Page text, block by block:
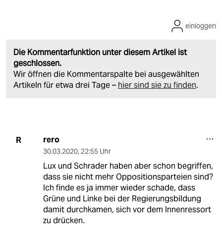
Die Kommentarfunktion unter diesem Artikel ist
geschlossen.
Wir öffnen die Kommentarspalte bei ausgewählten
Artikeln für etwa drei Tage – hier sind sie zu finden.
einloggen
R rero
30.03.2020, 22:55 Uhr
Lux und Schrader haben aber schon begriffen,
dass sie nicht mehr Oppositionsparteien sind?
Ich finde es ja immer wieder schade, dass
Grüne und Linke bei der Regierungsbildung
damit durchkamen, sich vor dem Innenressort
zu drücken.